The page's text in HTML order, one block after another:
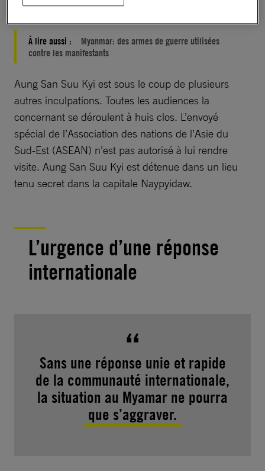
jusqu’à tirer sur des manifestants pacifiques.
À lire aussi :
Myanmar: des armes de guerre utilisées
contre les manifestants
Aung San Suu Kyi est sous le coup de plusieurs
autres inculpations. Toutes les audiences la
concernant se déroulent à huis clos. L’envoyé
spécial de l’Association des nations de l’Asie du
Sud-Est (ASEAN) n’est pas autorisé à lui rendre
visite. Aung San Suu Kyi est détenue dans un lieu
tenu secret dans la capitale Naypyidaw.
L’urgence d’une réponse
internationale
Sans une réponse unie et rapide
de la communauté internationale,
la situation au Myamar ne pourra
que s’aggraver.